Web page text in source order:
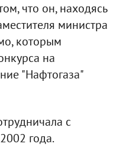
что он, находясь
министра
которым
на
"Нафтогаза"
с
года.